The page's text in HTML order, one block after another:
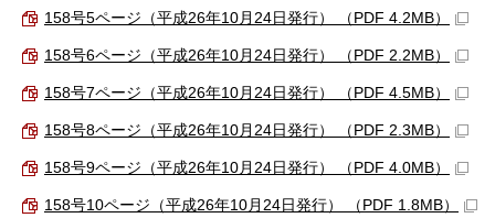
158号5ページ（平成26年10月24日発行） （PDF 4.2MB）
158号6ページ（平成26年10月24日発行） （PDF 2.2MB）
158号7ページ（平成26年10月24日発行） （PDF 4.5MB）
158号8ページ（平成26年10月24日発行） （PDF 2.3MB）
158号9ページ（平成26年10月24日発行） （PDF 4.0MB）
158号10ページ（平成26年10月24日発行） （PDF 1.8MB）